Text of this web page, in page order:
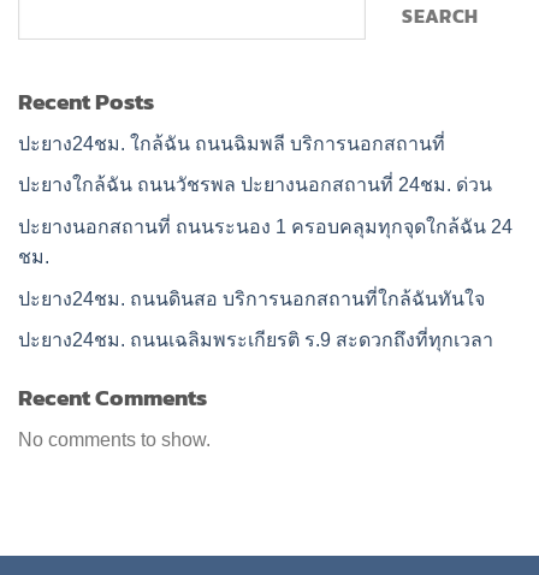
SEARCH
Recent Posts
ปะยาง24ชม. ใกล้ฉัน ถนนฉิมพลี บริการนอกสถานที่
ปะยางใกล้ฉัน ถนนวัชรพล ปะยางนอกสถานที่ 24ชม. ด่วน
ปะยางนอกสถานที่ ถนนระนอง 1 ครอบคลุมทุกจุดใกล้ฉัน 24
ชม.
ปะยาง24ชม. ถนนดินสอ บริการนอกสถานที่ใกล้ฉันทันใจ
ปะยาง24ชม. ถนนเฉลิมพระเกียรติ ร.9 สะดวกถึงที่ทุกเวลา
Recent Comments
No comments to show.